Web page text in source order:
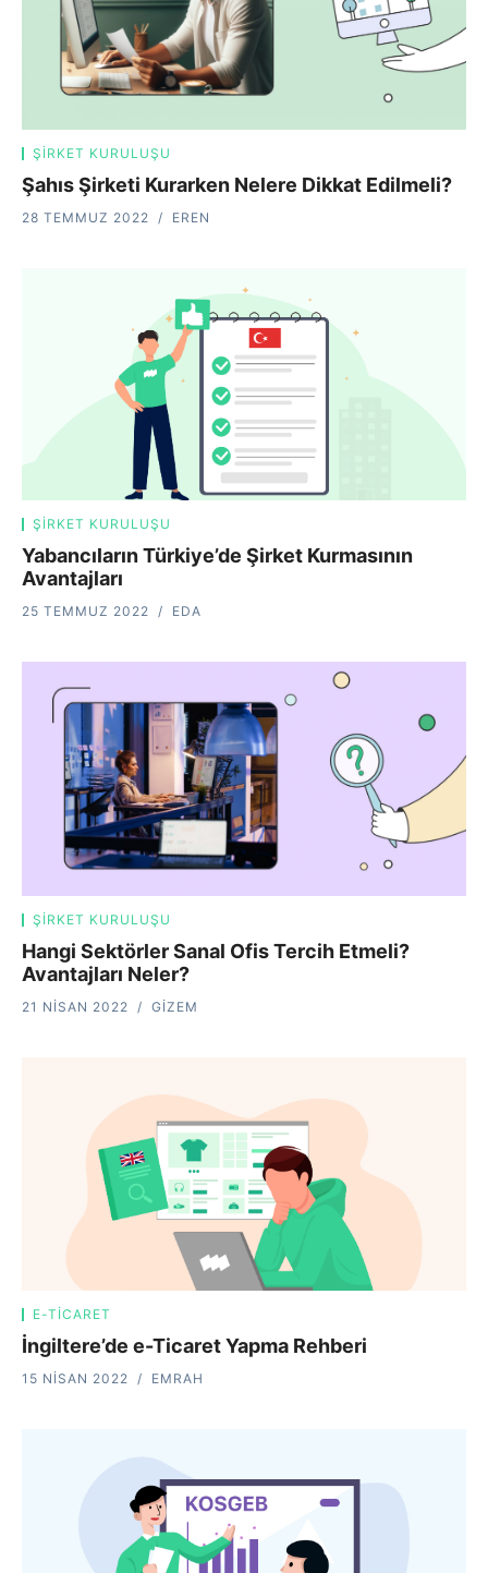
ŞIRKET KURULUŞU
Şahıs Şirketi Kurarken Nelere Dikkat Edilmeli?
28 TEMMUZ 2022 EREN
ŞIRKET KURULUŞU
Yabancıların Türkiye’de Şirket Kurmasının
Avantajları
25 TEMMUZ 2022 EDA
ŞIRKET KURULUŞU
Hangi Sektörler Sanal Ofis Tercih Etmeli?
Avantajları Neler?
21 NISAN 2022 GIZEM
E-TICARET
İngiltere’de e-Ticaret Yapma Rehberi
15 NISAN 2022 EMRAH